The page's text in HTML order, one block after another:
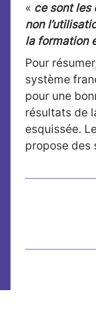
« ce sont les
non
la formation
Pour
système
pour une
résultats de
esquissée. Le
propose des